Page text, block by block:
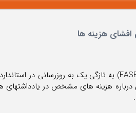
افشای هزینه ها
درباره هزینه های مشخص در یادداشتهای